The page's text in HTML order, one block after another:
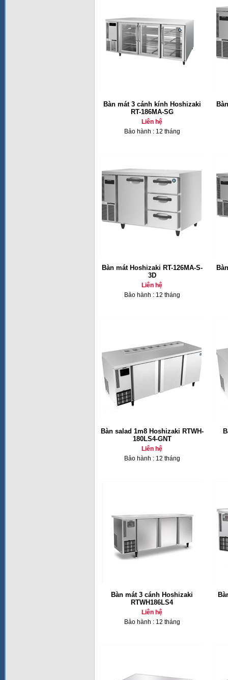
Bàn mát 3 cánh kính Hoshizaki
RT-186MA-SG
Liên hệ
Bảo hành : 12 tháng
Bàn mát Hoshizaki RT-126MA-S-
3D
Liên hệ
Bảo hành : 12 tháng
Bàn salad 1m8 Hoshizaki RTWH-
180LS4-GNT
Liên hệ
Bảo hành : 12 tháng
Bàn mát 3 cánh Hoshizaki
RTWH186LS4
Liên hệ
Bảo hành : 12 tháng